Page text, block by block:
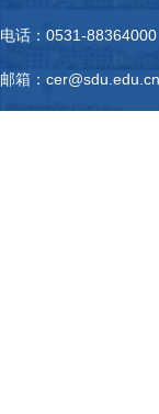
电话：0531-
邮箱：